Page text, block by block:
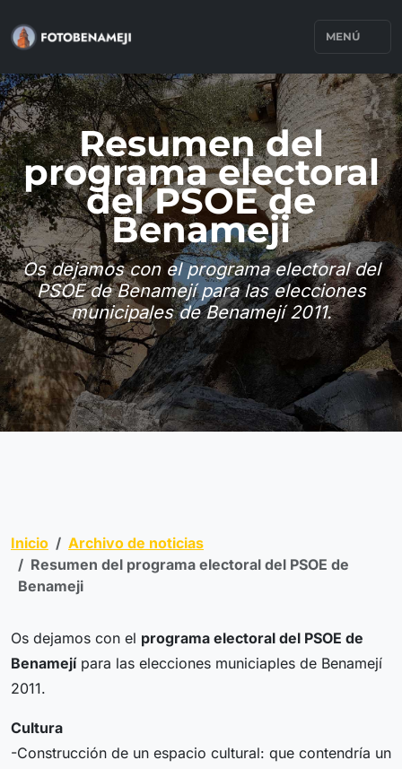
MENÚ
Resumen del
programa electoral
del PSOE de
Benameji
Os dejamos con el programa electoral del
PSOE de Benamejí para las elecciones
municipales de Benamejí 2011.
Inicio
Archivo de noticias
Resumen del programa electoral del PSOE de
Benameji
Os dejamos con el programa electoral del PSOE de
Benamejípara las elecciones municiaples de Benamejí
2011.
Cultura
-Construcción de un espacio cultural: que contendría un